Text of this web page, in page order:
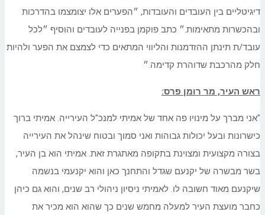
דיגיטליים בין העובדים והעובדות, ״הפערים אלו יצומצמו בהדרכות
ובהכשרות מתאימות.״ כתב פוקמן בפנייה לעובדים והוסיף ״לכל
עובד/ת תינתן ההזדמנות והליווי המתאים כדי לצמצם את הפער ולהיות
חלק מהרכבת שדוהרת קדימה.״
ראש העיר, מר רומן פרס:
"אני מברך על מינויו פה אחד של אמיתי למנכ"ל העירייה. אמיתי ברוך
כישרונות ובעל יכולות גבוהות ואני סמוך ובטוח שינהל את העירייה
בצורה מקצועית ומצוינת בתקופה מאתגרת זאת. אמיתי הוא בן העיר,
בשר מבשרה של יקנעם שגדל והתחנך כאן והוא יקנעמי בנשמה
שיקנעם מאוד חשובה לו. לאמיתי ניסיון ניהולי רב שנים, והוא גם כיהן
כחבר מועצת העיר למעלה מחמש שנים כך שהוא הוא מכיר את